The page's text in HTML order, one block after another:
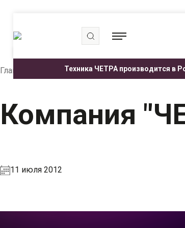
Техника ЧЕТРА производится в
Главная . Пресс-центр . Медиатека .
Компания
11 июля 2012